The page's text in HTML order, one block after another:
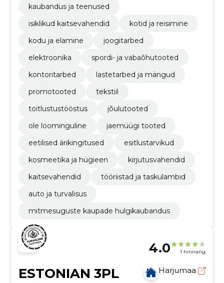
kaubandus ja teenused
isiklikud kaitsevahendid
kotid ja reisimine
kodu ja elamine
joogitarbed
elektroonika
spordi- ja vabaõhutooted
kontoritarbed
lastetarbed ja mängud
promotooted
tekstiil
toitlustustööstus
jõulutooted
ole loominguline
jaemüügi tooted
eetilised ärikingitused
esitlustarvikud
kosmeetika ja hügieen
kirjutusvahendid
kaitsevahendid
tööriistad ja taskulambid
auto ja turvalisus
mitmesuguste kaupade hulgikaubandus
4.0 1 hinnang
ESTONIAN 3PL
Harjumaa